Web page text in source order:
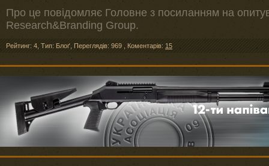
Про це повідомляє Головне з посиланням на
Research&Branding Group.
Рейтинг: 4 Тип: Блоґ Переглядів: 969 Коментарів: 15